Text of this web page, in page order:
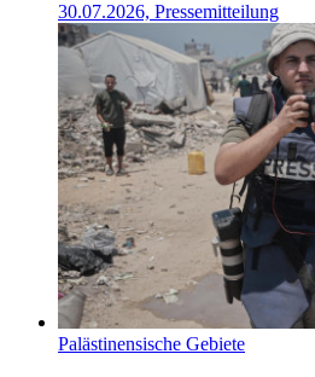
30.07.2026, Pressemitteilung
Palästinensische Gebiete